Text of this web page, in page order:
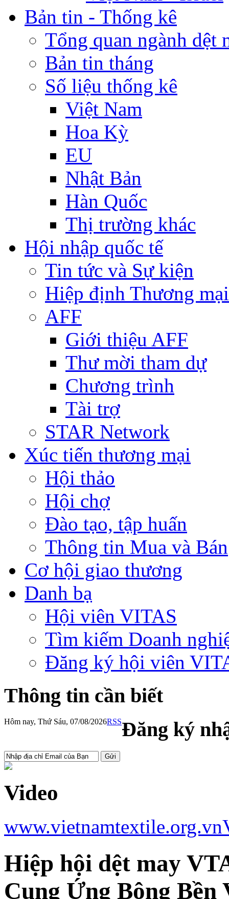
Bản tin - Thống kê
Tổng quan ngành dệt
Bản tin tháng
Số liệu thống kê
Việt Nam
Hoa Kỳ
EU
Nhật Bản
Hàn Quốc
Thị trường khác
Hội nhập quốc tế
Tin tức và Sự kiện
Hiệp định Thương
AFF
Giới thiệu AFF
Thư mời tham dự
Chương trình
Tài trợ
STAR Network
Xúc tiến thương mại
Hội thảo
Hội chợ
Đào tạo, tập huấn
Thông tin Mua và Bán
Cơ hội giao thương
Danh bạ
Hội viên VITAS
Tìm kiếm Doanh
Đăng ký hội viên
Thông tin cần biết
Hôm nay, Thứ Sáu, 07/08/2026RSSĐăng ký
Video
www.vietnamtextile.org.vn
Hiệp hội dệt may
Cung Ứng Bông